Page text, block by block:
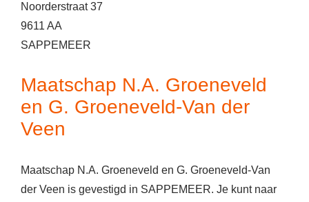
Noorderstraat 37
9611 AA
SAPPEMEER
Maatschap N.A. Groeneveld
en G. Groeneveld-Van der
Veen
Maatschap N.A. Groeneveld en G. Groeneveld-Van
der Veen is gevestigd in SAPPEMEER. Je kunt naar